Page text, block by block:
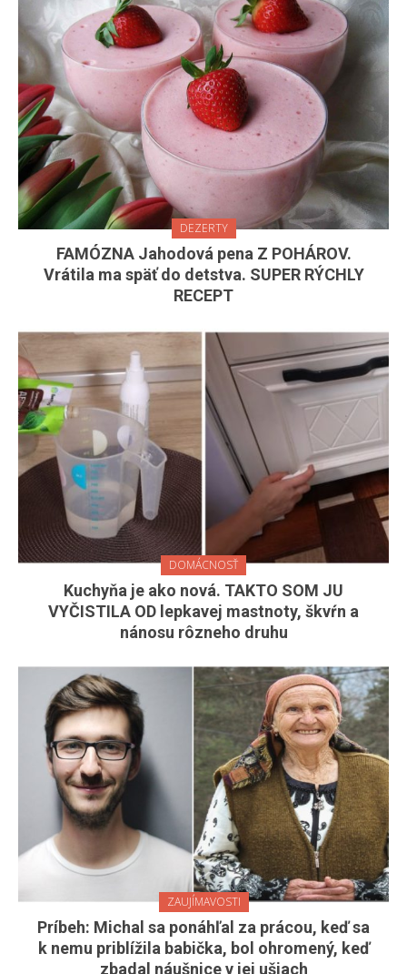
DEZERTY
FAMÓZNA Jahodová pena Z POHÁROV.
Vrátila ma späť do detstva. SUPER RÝCHLY
RECEPT
DOMÁCNOSŤ
Kuchyňa je ako nová. TAKTO SOM JU
VYČISTILA OD lepkavej mastnoty, škvŕn a
nánosu rôzneho druhu
ZAUJÍMAVOSTI
Príbeh: Michal sa ponáhľal za prácou, keď sa
k nemu priblížila babička, bol ohromený, keď
zbadal náušnice v jej ušiach